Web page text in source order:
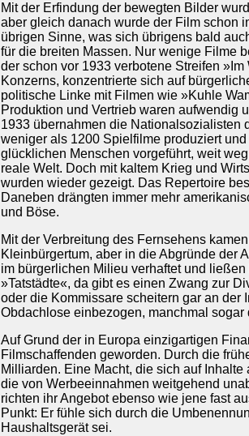
Mit der Erfindung der bewegten Bilder
aber gleich danach wurde der Film schon
übrigen Sinne, was sich übrigens bald
für die breiten Massen. Nur wenige Filme
der schon vor 1933 verbotene Streifen
Konzerns, konzentrierte sich auf
politische Linke mit Filmen wie »Kuhle
Produktion und Vertrieb waren aufwendig
1933 übernahmen die Nationalsozialisten
weniger als 1200 Spielfilme produziert
glücklichen Menschen vorgeführt, weit
reale Welt. Doch mit kaltem Krieg und
wurden wieder gezeigt. Das Repertoire
Daneben drängten immer mehr
und Böse.
Mit der Verbreitung des Fernsehens
Kleinbürgertum, aber in die Abgründe der
im bürgerlichen Milieu verhaftet und
»Tatstädte«, da gibt es einen Zwang zur
oder die Kommissare scheitern gar an der
Obdachlose einbezogen, manchmal sogar
Auf Grund der in Europa einzigartigen
Filmschaffenden geworden. Durch die
Milliarden. Eine Macht, die sich auf
die von Werbeeinnahmen weitgehend
richten ihr Angebot ebenso wie jene fast
Punkt: Er fühle sich durch die
Haushaltsgerät sei.